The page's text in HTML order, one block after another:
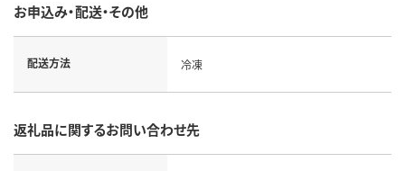
お申込み・配送・その他
配送方法 冷凍
返礼品に関するお問い合わせ先